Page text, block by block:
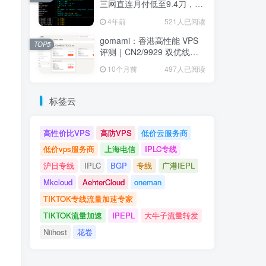
三网直连月付低至9.4刀，堪
4年前 521人已阅读
gomami：香港高性能 VPS
评测｜CN2/9929 双优线
节点全面解析
10个月前 497人已阅读
TOP5
标签云
高性价比VPS 高防VPS
低价云服务商
低价vps服务商
上海电信
IPLC专线
沪日专线
IPLC BGP 专线
广港IEPL
Mkcloud
AehterCloud
oneman
TIKTOK专线流量加速专家
TIKTOK流量加速
IPEPL
大牛子流量转发
Niihost
花卷